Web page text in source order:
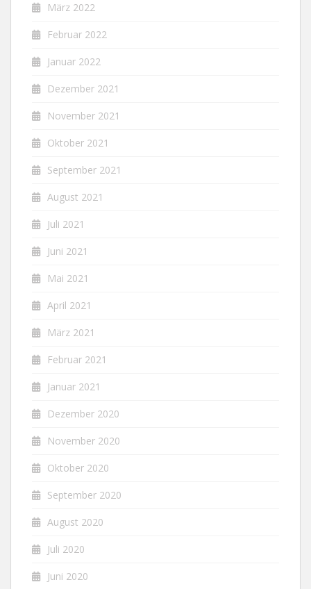
März 2022
Februar 2022
Januar 2022
Dezember 2021
November 2021
Oktober 2021
September 2021
August 2021
Juli 2021
Juni 2021
Mai 2021
April 2021
März 2021
Februar 2021
Januar 2021
Dezember 2020
November 2020
Oktober 2020
September 2020
August 2020
Juli 2020
Juni 2020